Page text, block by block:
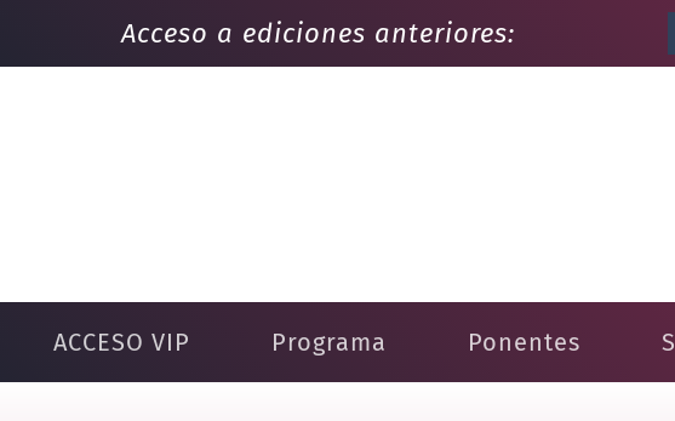
Acceso a ediciones anteriores:
ACCESO VIP Programa Ponentes